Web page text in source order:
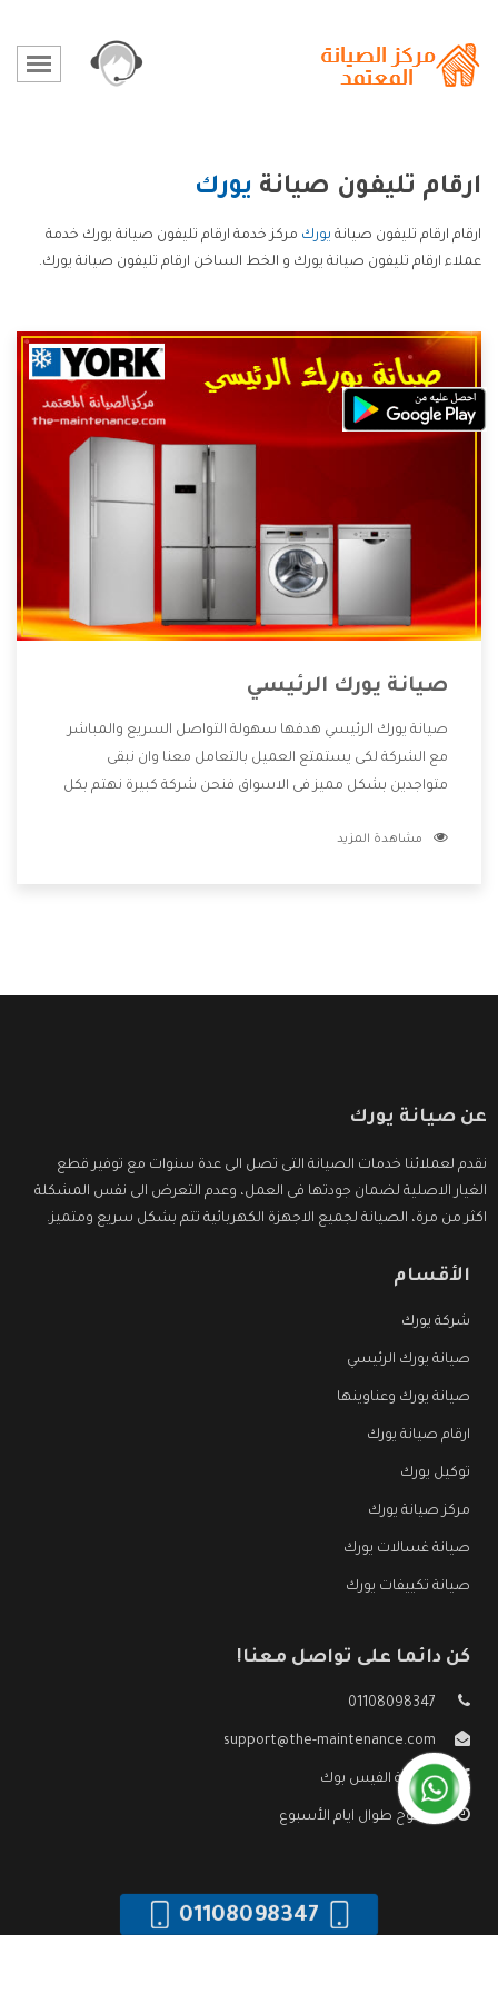
ارقام تليفون صيانة يورك
ارقام ارقام تليفون صيانة يورك مركز خدمة ارقام تليفون صيانة يورك خدمة
عملاء ارقام تليفون صيانة يورك و الخط الساخن ارقام تليفون صيانة يورك.
صيانة يورك الرئيسي
صيانة يورك الرئيسي هدفها سهولة التواصل السريع والمباشر
مع الشركة لكى يستمتع العميل بالتعامل معنا وان نبقى
متواجدين بشكل مميز فى الاسواق فنحن شركة كبيرة نهتم بكل
الشركة بها والتى تكون منها خدمة الصيانة التى تكون من أهم
مشاهدة المزيد
عن صيانة يورك
نقدم لعملائنا خدمات الصيانة التى تصل الى عدة سنوات مع توفير قطع
الغيار الاصلية لضمان جودتها فى العمل، وعدم التعرض الى نفس المشكلة
اكثر من مرة، الصيانة لجميع الاجهزة الكهربائية تتم بشكل سريع ومتميز.
الأقسام
شركة يورك
صيانة يورك الرئيسي
صيانة يورك وعناوينها
ارقام صيانة يورك
توكيل يورك
مركز صيانة يورك
صيانة غسالات يورك
صيانة تكييفات يورك
كن دائما على تواصل معنا!
01108098347
support@the-maintenance.com
صفحة الفيس بوك
مفتوح طوال ايام الأسبوع
01108098347